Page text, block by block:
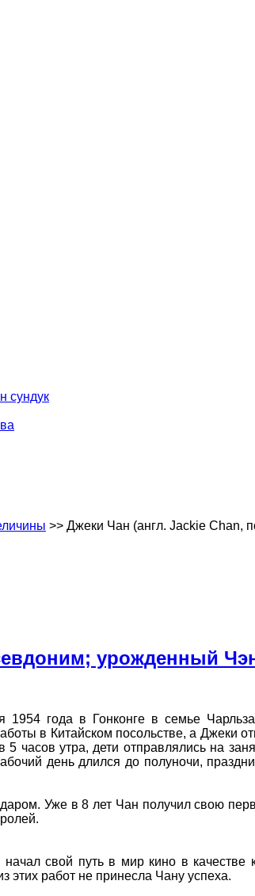
сундук
>> Джеки Чан (англ. Jackie Chan,
урожденный
года в Гонконге в семье
в Китайском посольстве, а Джеки
часов утра, дети отправлялись на
день длился до полуночи,
Уже в 8 лет Чан получил свою
свой путь в мир кино в качестве
этих работ не принесла Чану успеха.